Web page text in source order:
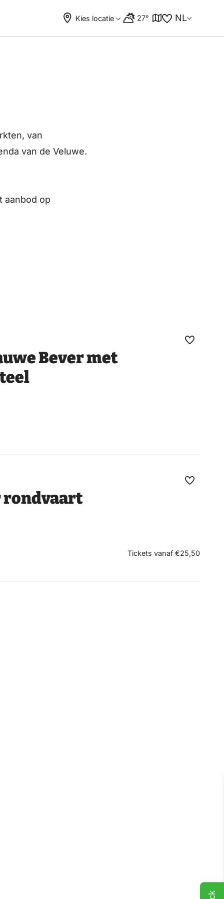
Kies locatie 27° NL
van
van de Veluwe.
aanbod op
Bever met
Maak
rondvaart
Tickets vanaf €25,50
Maak